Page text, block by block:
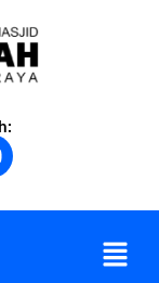
Menu